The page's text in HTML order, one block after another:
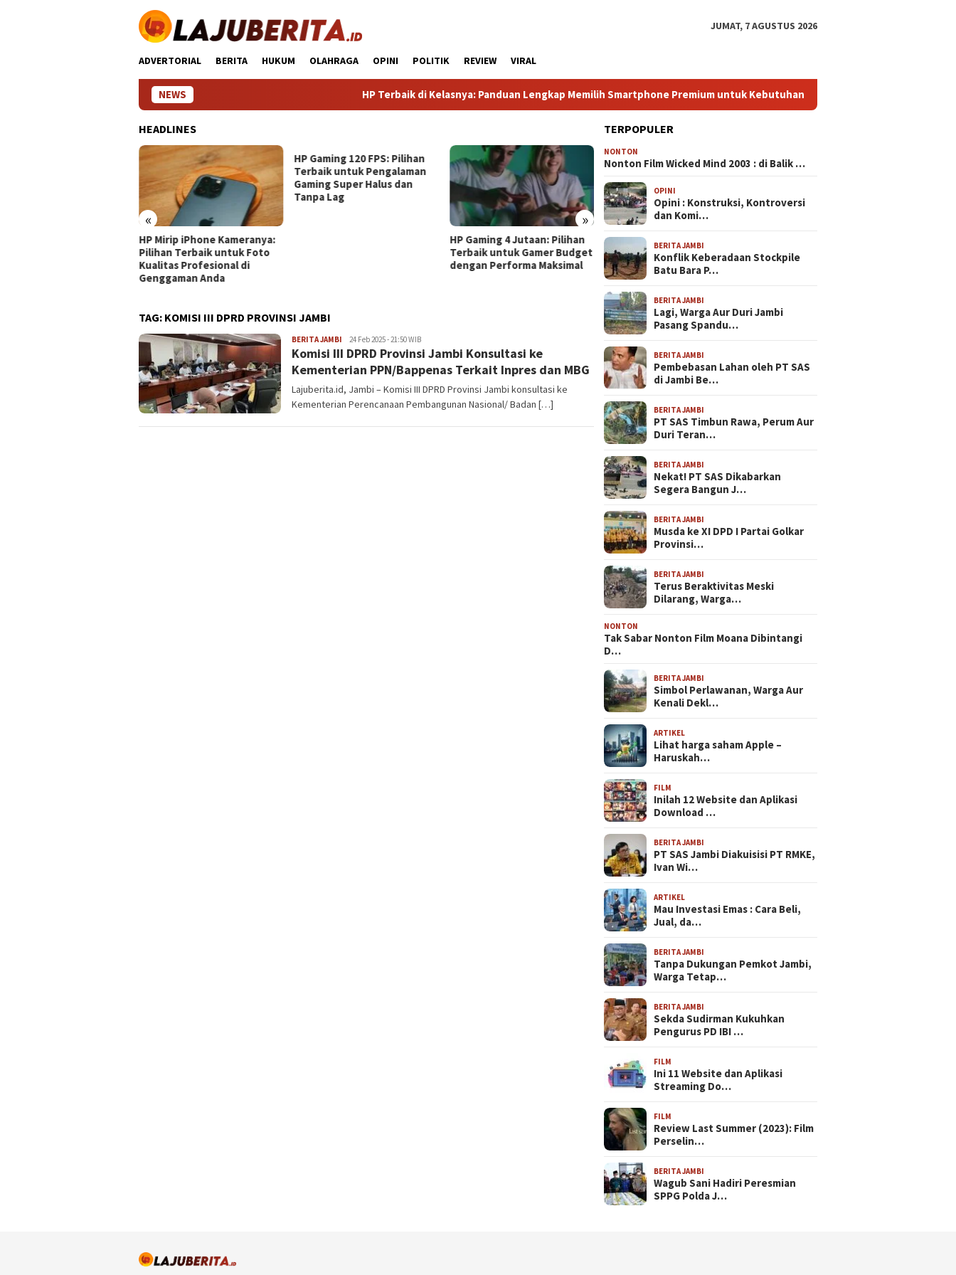
JUMAT, 7 AGUSTUS 2026
ADVERTORIAL BERITA HUKUM OLAHRAGA OPINI POLITIK REVIEW VIRAL
NEWS HP Terbaik di Kelasnya: Panduan Lengkap Memilih Smartphone Premium untuk Kebutuhan Sehari‑hari Anda
HEADLINES
« »
HP Mirip iPhone Kameranya:
Pilihan Terbaik untuk Foto
Kualitas Profesional di
Genggaman Anda
HP Gaming 120 FPS: Pilihan
Terbaik untuk Pengalaman
Gaming Super Halus dan
Tanpa Lag
HP Gaming 4 Jutaan: Pilihan
Terbaik untuk Gamer Budget
dengan Performa Maksimal
10 Pilihan HP 4 Jutaan
Terbaik yang Wajib Kamu
Miliki di 2024
Panduan Lengkap Memilih
Smartphone Premium untuk
TAG: KOMISI III DPRD PROVINSI JAMBI
BERITA JAMBI Lajuberita.id
24 Feb 2025 - 21:50 WIB
Komisi III DPRD Provinsi Jambi Konsultasi ke
Kementerian PPN/Bappenas Terkait Inpres dan MBG
Lajuberita.id, Jambi – Komisi III DPRD Provinsi Jambi konsultasi ke
Kementerian Perencanaan Pembangunan Nasional/ Badan […]
TERPOPULER
NONTON
Nonton Film Wicked Mind 2003 : di Balik …
OPINI
Opini : Konstruksi, Kontroversi
dan Komi…
BERITA JAMBI
Konflik Keberadaan Stockpile
Batu Bara P…
BERITA JAMBI
Lagi, Warga Aur Duri Jambi
Pasang Spandu…
BERITA JAMBI
Pembebasan Lahan oleh PT SAS
di Jambi Be…
BERITA JAMBI
PT SAS Timbun Rawa, Perum Aur
Duri Teran…
BERITA JAMBI
Nekat! PT SAS Dikabarkan
Segera Bangun J…
BERITA JAMBI
Musda ke XI DPD I Partai Golkar
Provinsi…
BERITA JAMBI
Terus Beraktivitas Meski
Dilarang, Warga…
NONTON
Tak Sabar Nonton Film Moana Dibintangi
D…
BERITA JAMBI
Simbol Perlawanan, Warga Aur
Kenali Dekl…
ARTIKEL
Lihat harga saham Apple –
Haruskah…
FILM
Inilah 12 Website dan Aplikasi
Download …
BERITA JAMBI
PT SAS Jambi Diakuisisi PT RMKE,
Ivan Wi…
ARTIKEL
Mau Investasi Emas : Cara Beli,
Jual, da…
BERITA JAMBI
Tanpa Dukungan Pemkot Jambi,
Warga Tetap…
BERITA JAMBI
Sekda Sudirman Kukuhkan
Pengurus PD IBI …
FILM
Ini 11 Website dan Aplikasi
Streaming Do…
FILM
Review Last Summer (2023): Film
Perselin…
BERITA JAMBI
Wagub Sani Hadiri Peresmian
SPPG Polda J…